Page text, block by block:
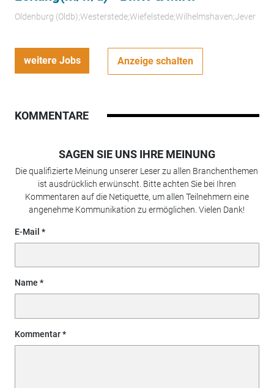
Oldenburg (Oldb);Westerstede;Wiefelstede;Wilhelmshaven;Jever
weitere Jobs Anzeige schalten
KOMMENTARE
SAGEN SIE UNS IHRE MEINUNG
Die qualifizierte Meinung unserer Leser zu allen Branchenthemen
ist ausdrücklich erwünscht. Bitte achten Sie bei Ihren
Kommentaren auf die Netiquette, um allen Teilnehmern eine
angenehme Kommunikation zu ermöglichen. Vielen Dank!
E-Mail
Name
Kommentar